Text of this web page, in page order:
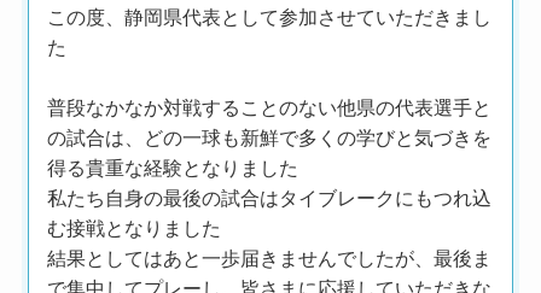
この度、静岡県代表として参加させていただきまし
た
普段なかなか対戦することのない他県の代表選手と
の試合は、どの一球も新鮮で多くの学びと気づきを
得る貴重な経験となりました
私たち自身の最後の試合はタイブレークにもつれ込
む接戦となりました
結果としてはあと一歩届きませんでしたが、最後ま
で集中してプレーし、皆さまに応援していただきな